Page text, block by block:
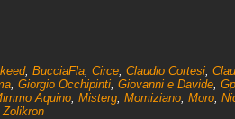
, BucciaFla, Circe, Claudio Cortesi,
, Giorgio Occhipinti, Giovanni e Davide,
Aquino, Misterg, Momiziano, Moro,
Zolikron